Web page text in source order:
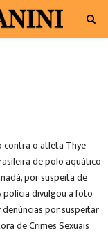
contra o atleta Thye
de polo aquático
por suspeita de
polícia divulgou a foto
por suspeitar
de Crimes Sexuais